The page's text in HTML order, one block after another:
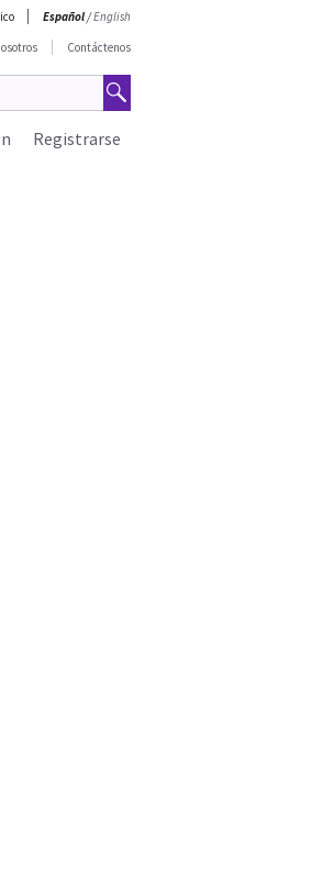
Español/English
Contáctenos
Registrarse